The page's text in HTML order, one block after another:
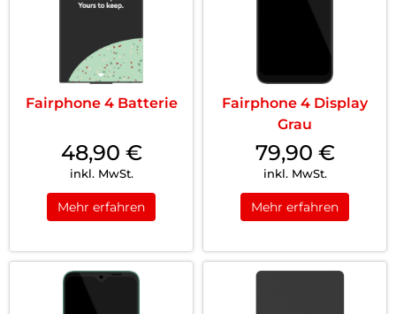
Fairphone 4 Batterie
48,90 €
inkl. MwSt.
Mehr erfahren
Fairphone 4 Display
Grau
79,90 €
inkl. MwSt.
Mehr erfahren